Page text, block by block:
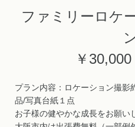
ファミリーロケ
￥
プラン内容：ロケーション撮影
品/写真台紙１点
お子様の健やかな成長をお願い